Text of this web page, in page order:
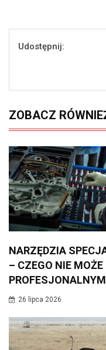
Udostępnij:
ZOBACZ
NARZĘDZIA
– CZEGO NIE
26 lipca 2026